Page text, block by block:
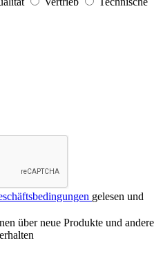
gelesen und
über neue Produkte und andere